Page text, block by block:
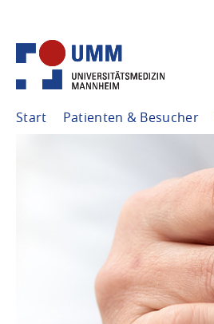
Start Patienten & Besucher